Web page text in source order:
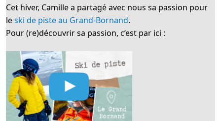
Cet hiver, Camille a partagé avec nous sa passion pour
leski de piste au Grand-Bornand.
Pour (re)découvrir sa passion, c’est par ici :